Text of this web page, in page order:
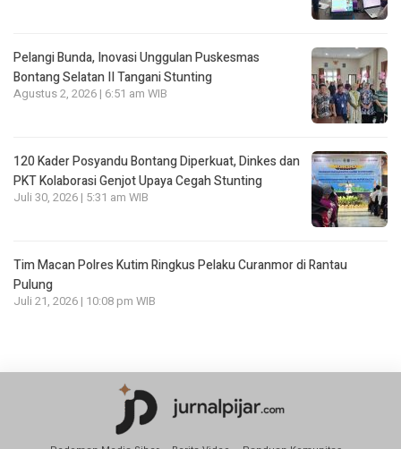
Pelangi Bunda, Inovasi Unggulan Puskesmas
Bontang Selatan II Tangani Stunting
Agustus 2, 2026 | 6:51 am WIB
120 Kader Posyandu Bontang Diperkuat, Dinkes dan
PKT Kolaborasi Genjot Upaya Cegah Stunting
Juli 30, 2026 | 5:31 am WIB
Tim Macan Polres Kutim Ringkus Pelaku Curanmor di Rantau
Pulung
Juli 21, 2026 | 10:08 pm WIB